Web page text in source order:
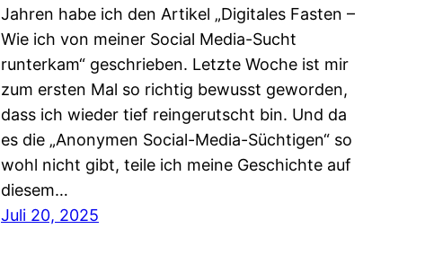
Jahren habe ich den Artikel „Digitales Fasten –
Wie ich von meiner Social Media-Sucht
runterkam“ geschrieben. Letzte Woche ist mir
zum ersten Mal so richtig bewusst geworden,
dass ich wieder tief reingerutscht bin. Und da
es die „Anonymen Social-Media-Süchtigen“ so
wohl nicht gibt, teile ich meine Geschichte auf
diesem…
Juli 20, 2025